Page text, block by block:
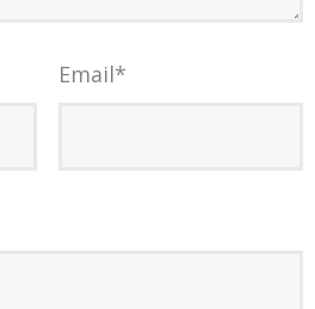
Email*